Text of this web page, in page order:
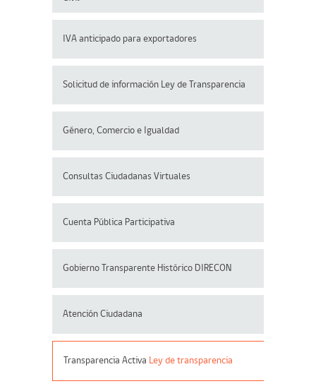
IVA anticipado para exportadores
Solicitud de información Ley de Transparencia
Género, Comercio e Igualdad
Consultas Ciudadanas Virtuales
Cuenta Pública Participativa
Gobierno Transparente Histórico DIRECON
Atención Ciudadana
Transparencia Activa Ley de transparencia